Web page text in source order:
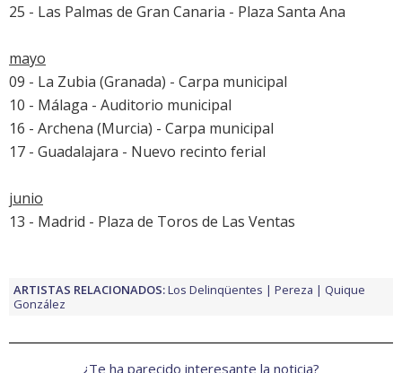
25 - Las Palmas de Gran Canaria - Plaza Santa Ana
mayo
09 - La Zubia (Granada) - Carpa municipal
10 - Málaga - Auditorio municipal
16 - Archena (Murcia) - Carpa municipal
17 - Guadalajara - Nuevo recinto ferial
junio
13 - Madrid - Plaza de Toros de Las Ventas
ARTISTAS RELACIONADOS:Los Delinqüentes Pereza
Quique
González
¿Te ha parecido interesante la noticia?